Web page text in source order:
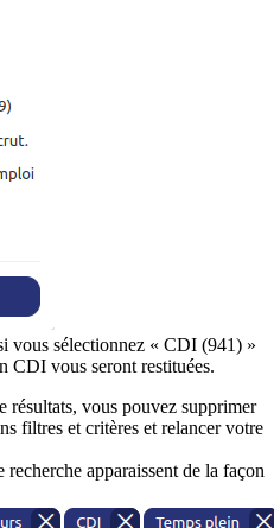
vous sélectionnez « CDI (941) »
CDI vous seront restituées.
résultats, vous pouvez supprimer
filtres et critères et relancer votre
apparaissent de la façon